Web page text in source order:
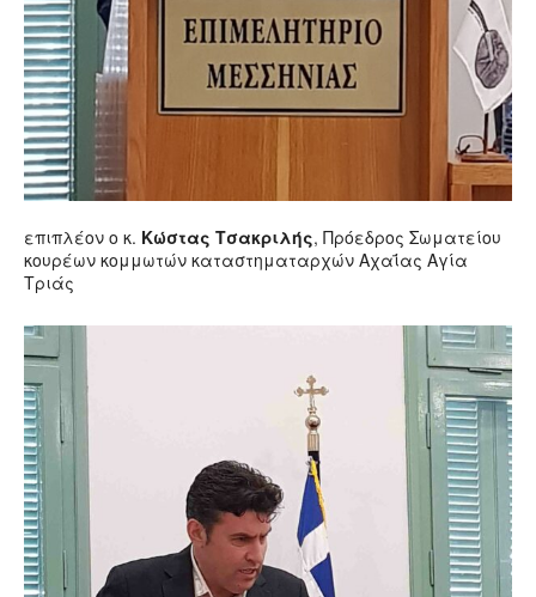
επιπλέον ο κ. Κώστας Τσακριλής, Πρόεδρος Σωματείου
κουρέων κομμωτών καταστηματαρχών Αχαΐας Αγία
Τριάς